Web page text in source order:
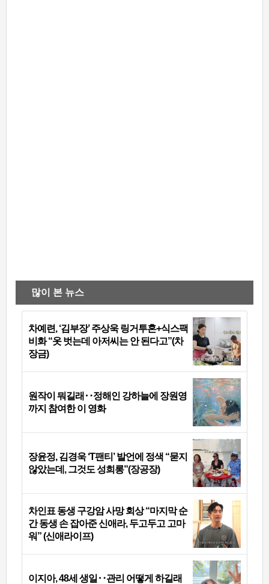
많이 본 뉴스
차예련, ‘김부장’ 주상욱 링거투혼+식스팩
비화 “옷 벗는데 아저씨는 안 된다고”(차
장금)
원작이 뭐길래‥정해인 강하늘에 장원영
까지 참여한 이 영화
장윤정, 김경욱 ‘T팬티’ 발언에 정색 “묻지
않았는데, 그것도 성희롱”(장공장)
차인표 동생 구강암 사망 회상 “마지막 순
간 동생 손 잡아준 신애라, 두고두고 고마
워” (신애라이프)
이지아, 48세 생일‥관리 어떻게 하길래